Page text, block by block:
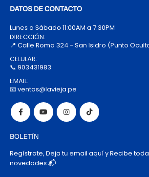
DATOS DE CONTACTO
Lunes a Sábado 11:00AM a 7:30PM
DIRECCIÓN:
📍 Calle Roma 324 - San Isidro (Punto
CELULAR:
📞 903431983
EMAIL:
📧 ventas@lavieja.pe
BOLETÍN
Regístrate, Deja tu email aquí y Recibe
novedades 📬